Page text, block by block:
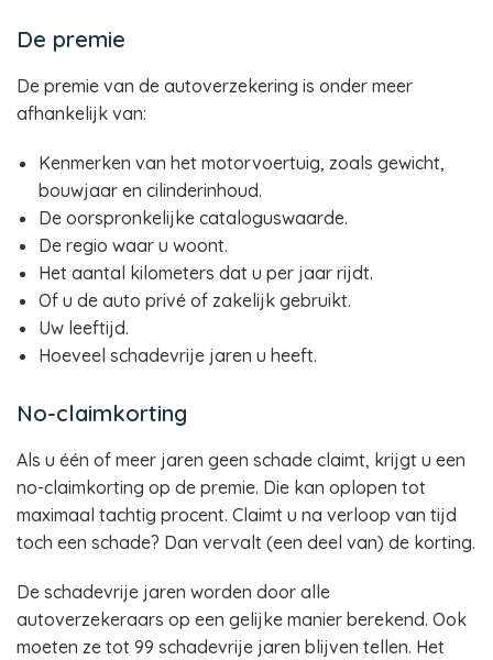
De premie
De premie van de autoverzekering is onder meer
afhankelijk van:
Kenmerken van het motorvoertuig, zoals gewicht,
bouwjaar en cilinderinhoud.
De oorspronkelijke cataloguswaarde.
De regio waar u woont.
Het aantal kilometers dat u per jaar rijdt.
Of u de auto privé of zakelijk gebruikt.
Uw leeftijd.
Hoeveel schadevrije jaren u heeft.
No-claimkorting
Als u één of meer jaren geen schade claimt, krijgt u een
no-claimkorting op de premie. Die kan oplopen tot
maximaal tachtig procent. Claimt u na verloop van tijd
toch een schade? Dan vervalt (een deel van) de korting.
De schadevrije jaren worden door alle
autoverzekeraars op een gelijke manier berekend. Ook
moeten ze tot 99 schadevrije jaren blijven tellen. Het